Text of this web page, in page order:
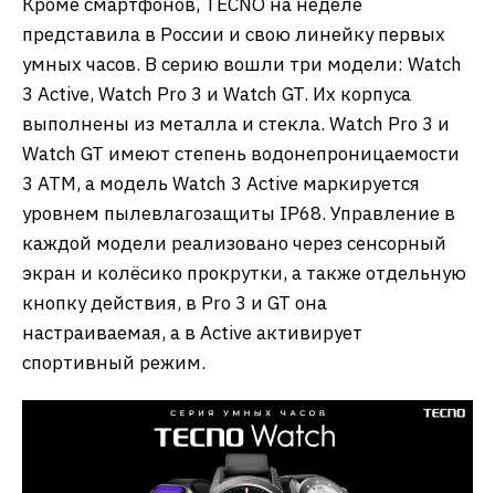
представила в России и свою линейку первых
умных часов. В серию вошли три модели: Watch
3 Active, Watch Pro 3 и Watch GT. Их корпуса
выполнены из металла и стекла. Watch Pro 3 и
Watch GT имеют степень водонепроницаемости
3 ATM, а модель Watch 3 Active маркируется
уровнем пылевлагозащиты IP68. Управление в
каждой модели реализовано через сенсорный
экран и колёсико прокрутки, а также отдельную
кнопку действия, в Pro 3 и GT она
настраиваемая, а в Active активирует
спортивный режим.